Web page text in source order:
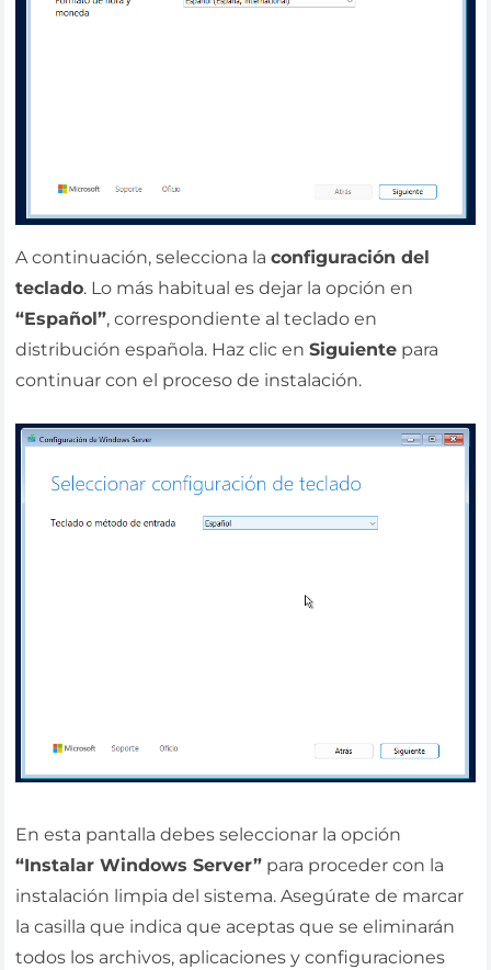
A continuación, selecciona laconfiguración del
teclado. Lo más habitual es dejar la opción en
“Español”, correspondiente al teclado en
distribución española. Haz clic enSiguiente para
continuar con el proceso de instalación.
En esta pantalla debes seleccionar la opción
“Instalar Windows Server” para proceder con la
instalación limpia del sistema. Asegúrate de marcar
la casilla que indica que aceptas que se eliminarán
todos los archivos, aplicaciones y configuraciones